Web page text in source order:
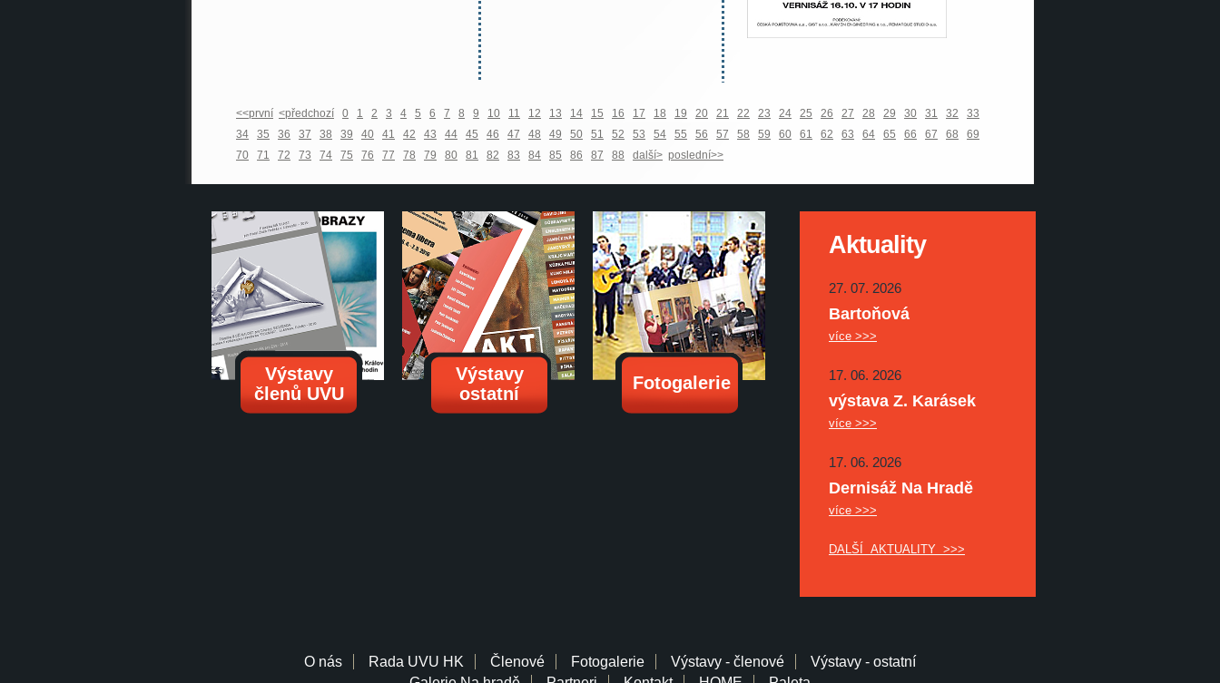
<<první <předchozí 0 1 2 3 4 5 6 7 8 9 10 11 12 13 14 15 16 17 18 19 20 21 22 23 24 25 26 27 28 29 30 31 32
33
34
35 36 37 38 39 40 41 42 43 44 45 46 47 48 49 50 51 52 53 54 55 56 57 58 59 60 61 62 63 64 65 66 67 68
69
70
71 72 73 74 75 76 77 78 79 80 81 82 83 84 85 86 87 88 další> poslední>>
Výstavy
členů UVU
Výstavy
ostatní
Fotogalerie
Aktuality
27. 07. 2026
Bartoňová
více >>>
17. 06. 2026
výstava Z. Karásek
více >>>
17. 06. 2026
Dernisáž Na Hradě
více >>>
DALŠÍ AKTUALITY >>>
O nás Rada UVU HK Členové Fotogalerie Výstavy - členové
Výstavy - ostatní